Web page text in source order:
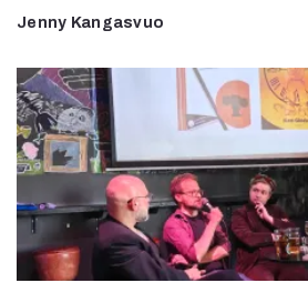
Jenny Kangasvuo